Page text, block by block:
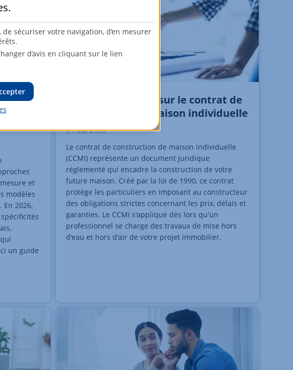
et
modèles
2026,
un guide
CCMI : tout savoir sur le contrat de
construction de maison individuelle
21 Mai 2026
Le contrat de construction de maison individuelle
(CCMI) représente un document juridique
réglementé qui encadre la construction de votre
future maison. Créé par la loi de 1990, ce contrat
protège les particuliers en imposant au constructeur
des obligations strictes concernant les prix, délais et
garanties. Le CCMI s'applique dès lors qu'un
professionnel se charge des travaux de mise hors
d'eau et hors d'air de votre projet immobilier.
.
sécuriser votre navigation, d’en mesurer
d’avis en cliquant sur le lien